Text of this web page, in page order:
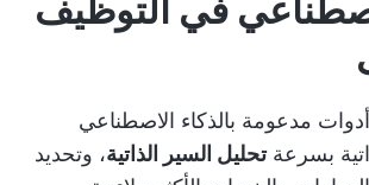
في التوظيف
مدعومة بالذكاء الاصطناعي
بسرعةتحليل السير الذاتية، وتحديد